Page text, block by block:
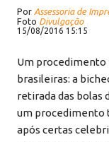
Por Assessoria de
Foto Divulgação
15/08/2016 15:15
Um procedimento
brasileiras: a
retirada das bolas
um procedimento
após certas